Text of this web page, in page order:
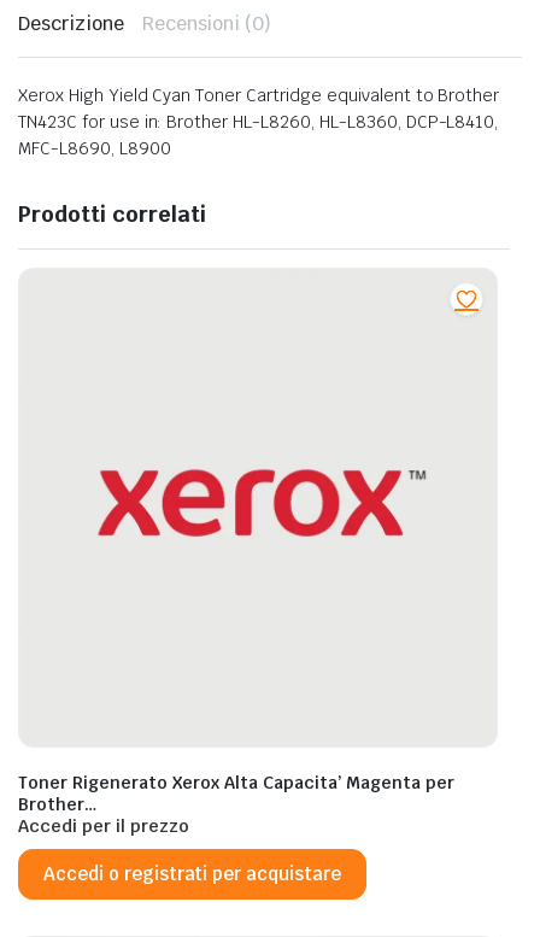
Descrizione Recensioni (0)
Xerox High Yield Cyan Toner Cartridge equivalent to Brother
TN423C for use in: Brother HL-L8260, HL-L8360, DCP-L8410,
MFC-L8690, L8900
Prodotti correlati
Toner Rigenerato Xerox Alta Capacita’ Magenta per
Brother
TN423BK/HLL8260/HLL8360/DCP/L8410/MFC/L8690/L8900
– 4.000 Pagine al 5%
Accedi per il prezzo
Accedi o registrati per acquistare